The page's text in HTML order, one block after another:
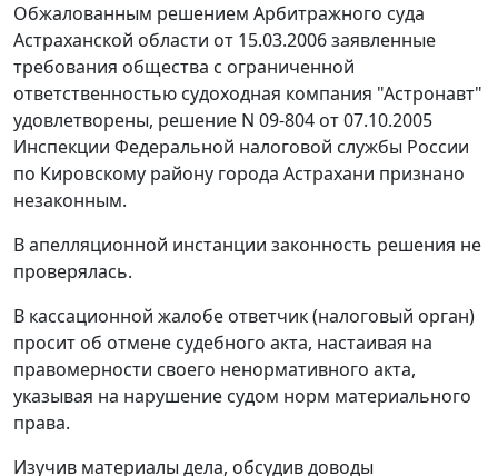
Обжалованным решением Арбитражного суда
Астраханской области от 15.03.2006 заявленные
требования общества с ограниченной
ответственностью судоходная компания "Астронавт"
удовлетворены, решение N 09-804 от 07.10.2005
Инспекции Федеральной налоговой службы России
по Кировскому району города Астрахани признано
незаконным.
В апелляционной инстанции законность решения не
проверялась.
В кассационной жалобе ответчик (налоговый орган)
просит об отмене судебного акта, настаивая на
правомерности своего ненормативного акта,
указывая на нарушение судом норм материального
права.
Изучив материалы дела, обсудив доводы